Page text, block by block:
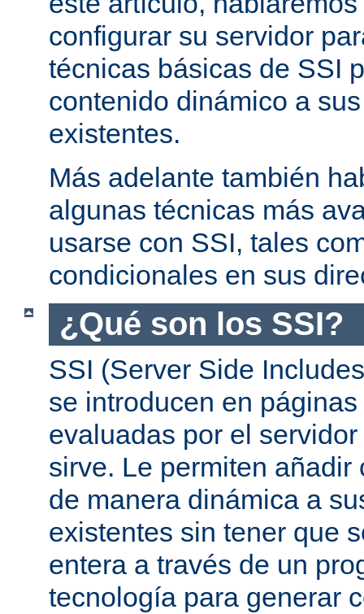
configurar su servidor
técnicas básicas de SSI
contenido dinámico a
existentes.
Más adelante también
algunas técnicas más
usarse con SSI, tales
condicionales en sus
¿Qué son los SSI?
SSI (Server Side
se introducen en
evaluadas por el
sirve. Le permiten
de manera dinámica a
existentes sin tener que
entera a través de un
tecnología para generar